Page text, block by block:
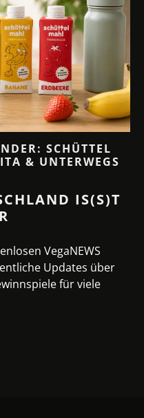
SCHÜTTEL
& UNTERWEGS
IS(S)T
VegaNEWS
Updates über
für viele